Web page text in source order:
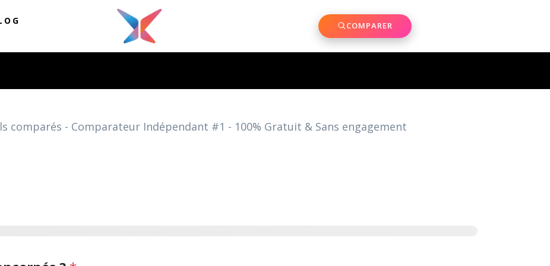
COMPARER
comparés - Comparateur Indépendant #1 - 100% Gratuit & Sans engagement